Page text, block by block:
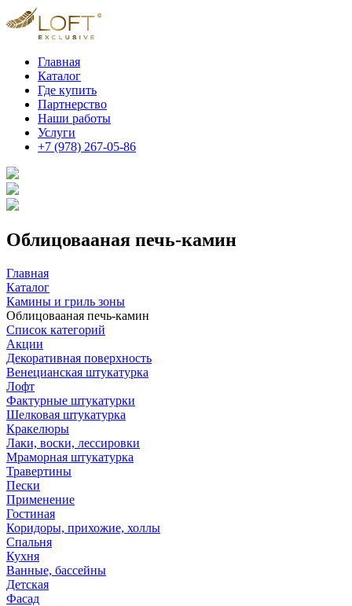
Главная
Каталог
Где купить
Партнерство
Наши работы
Услуги
+7 (978) 267-05-86
Облицовааная печь-камин
Главная
Каталог
Камины и гриль зоны
Облицовааная печь-камин
Список категорий
Акции
Декоративная поверхность
Венецианская штукатурка
Лофт
Фактурные штукатурки
Шелковая штукатурка
Кракелюры
Лаки, воски, лессировки
Мраморная штукатурка
Травертины
Пески
Применение
Гостиная
Коридоры, прихожие, холлы
Спальня
Кухня
Ванные, бассейны
Детская
Фасад